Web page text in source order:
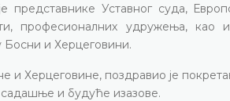
представнике Уставног суда,
професионалних удружења, као
и Херцеговини.
Херцеговине, поздравио је
садашње и будуће изазове.